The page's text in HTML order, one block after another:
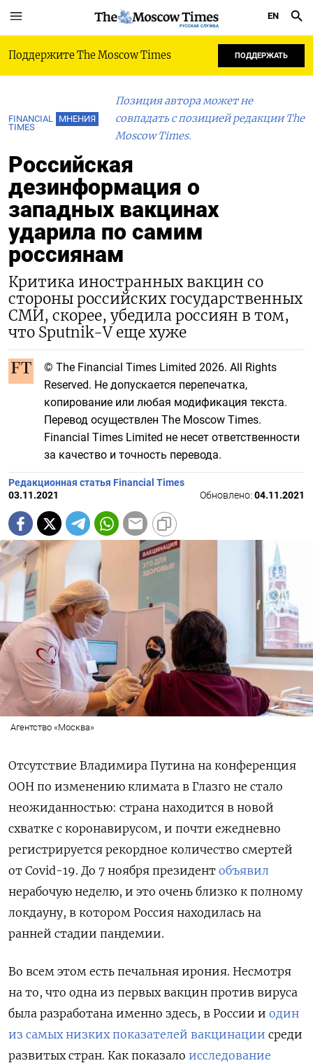
РУССКАЯ СЛУЖБА
EN
Поддержите The Moscow Times ПОДДЕРЖАТЬ
FINANCIAL
TIMES
МНЕНИЯ
Позиция автора может не
совпадать с позицией редакции The
Moscow Times.
Российская
дезинформация о
западных вакцинах
ударила по самим
россиянам
Критика иностранных вакцин со
стороны российских государственных
СМИ, скорее, убедила россиян в том,
что Sputnik-V еще хуже
© The Financial Times Limited 2026. All Rights
Reserved. Не допускается перепечатка,
копирование или любая модификация текста.
Перевод осуществлен The Moscow Times.
Financial Times Limited не несет ответственности
за качество и точность перевода.
Редакционная статья Financial Times
03.11.2021
Обновлено: 04.11.2021
Агентство «Москва»
Отсутствие Владимира Путина на конференция
ООН по изменению климата в Глазго не стало
неожиданностью: страна находится в новой
схватке с коронавирусом, и почти ежедневно
регистрируется рекордное количество смертей
от Covid-19. До 7 ноября президент объявил
нерабочую неделю, и это очень близко к полному
локдауну, в котором Россия находилась на
ранней стадии пандемии.
Во всем этом есть печальная ирония. Несмотря
на то, что одна из первых вакцин против вируса
была разработана именно здесь, в России и один
из самых низких показателей вакцинации среди
развитых стран. Как показало исследование